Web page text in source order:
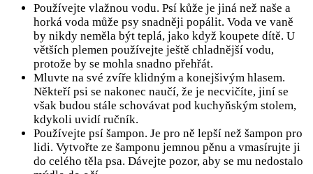
Používejte vlažnou vodu. Psí kůže je jiná než naše a
horká voda může psy snadněji popálit. Voda ve vaně
by nikdy neměla být teplá, jako když koupete dítě. U
větších plemen používejte ještě chladnější vodu,
protože by se mohla snadno přehřát.
Mluvte na své zvíře klidným a konejšivým hlasem.
Někteří psi se nakonec naučí, že je necvičíte, jiní se
však budou stále schovávat pod kuchyňským stolem,
kdykoli uvidí ručník.
Používejte psí šampon. Je pro ně lepší než šampon pro
lidi. Vytvořte ze šamponu jemnou pěnu a vmasírujte ji
do celého těla psa. Dávejte pozor, aby se mu nedostalo